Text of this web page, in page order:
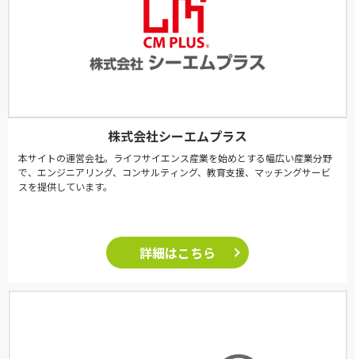
株式会社シーエムプラス
本サイトの運営会社。ライフサイエンス産業を始めとする幅広い産業分野
で、エンジニアリング、コンサルティング、教育支援、マッチングサービ
スを提供しています。
詳細はこちら